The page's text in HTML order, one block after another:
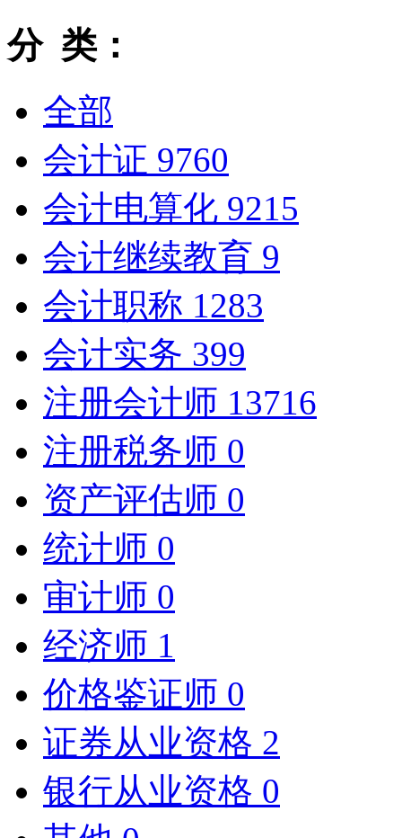
分 类：
全部
会计证 9760
会计电算化 9215
会计继续教育 9
会计职称 1283
会计实务 399
注册会计师 13716
注册税务师 0
资产评估师 0
统计师 0
审计师 0
经济师 1
价格鉴证师 0
证券从业资格 2
银行从业资格 0